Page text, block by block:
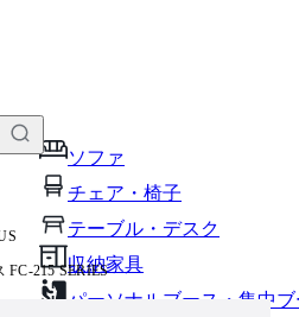
ソファ
チェア・椅子
テーブル・デスク
収納家具
パーソナルブース・集中
り付けて、カートに追加できます
FC-215 SERIES